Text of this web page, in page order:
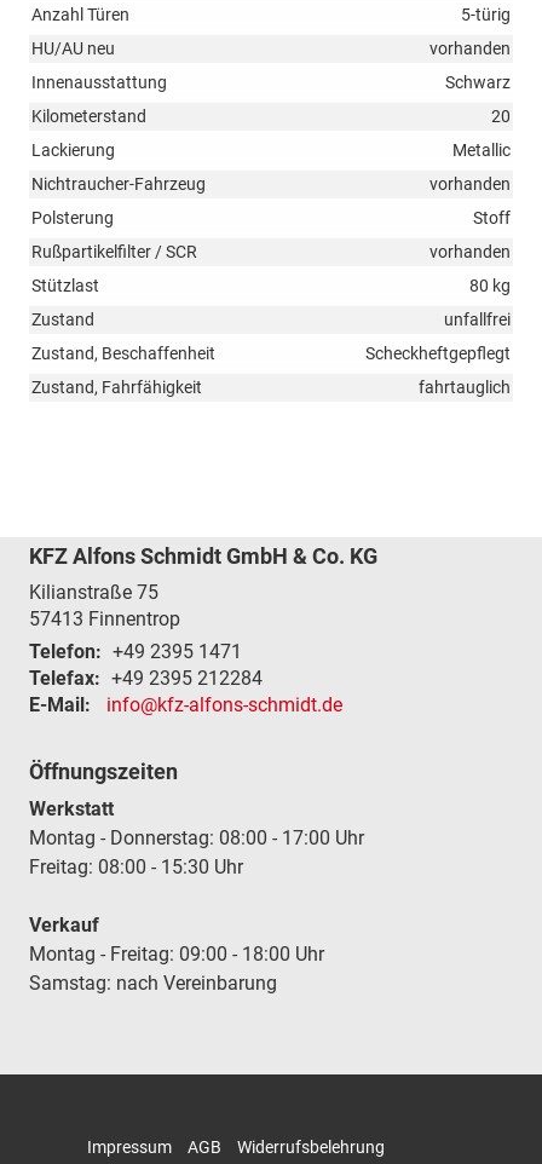
Anzahl Türen
5-türig
HU/AU neu
vorhanden
Innenausstattung
Schwarz
Kilometerstand
20
Lackierung
Metallic
Nichtraucher-Fahrzeug
vorhanden
Polsterung
Stoff
Rußpartikelfilter / SCR
vorhanden
Stützlast
80 kg
Zustand
unfallfrei
Zustand, Beschaffenheit
Scheckheftgepflegt
Zustand, Fahrfähigkeit
fahrtauglich
KFZ Alfons Schmidt GmbH & Co. KG
Kilianstraße 75
57413 Finnentrop
Telefon: +49 2395 1471
Telefax: +49 2395 212284
E-Mail:
info@kfz-alfons-schmidt.de
Öffnungszeiten
Werkstatt
Montag - Donnerstag: 08:00 - 17:00 Uhr
Freitag: 08:00 - 15:30 Uhr
Verkauf
Montag - Freitag: 09:00 - 18:00 Uhr
Samstag: nach Vereinbarung
Impressum AGB Widerrufsbelehrung